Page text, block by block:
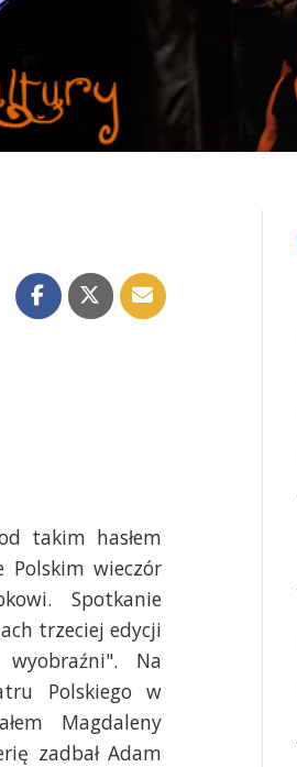
takim hasłem
Polskim wieczór
Spotkanie
trzeciej edycji
Na
Polskiego w
Magdaleny
zadbał Adam